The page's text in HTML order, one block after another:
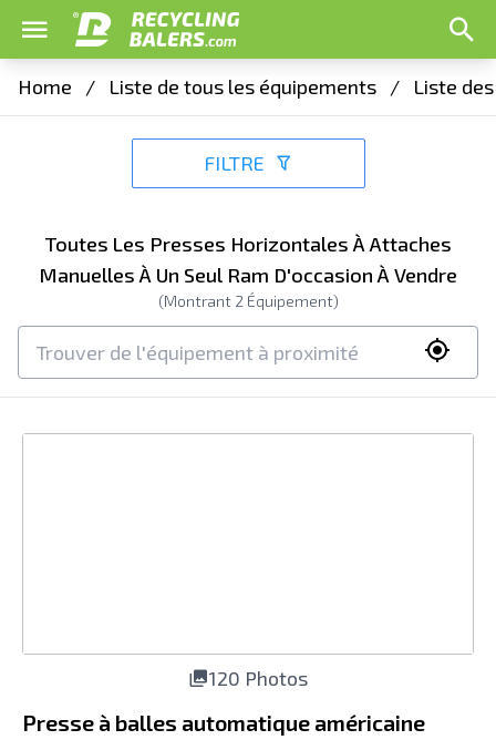
Home / Liste de tous les équipements / Liste
FILTRE
Toutes Les Presses Horizontales À Attaches
Manuelles À Un Seul Ram D'occasion À Vendre
(Montrant 2 Équipement)
120 Photos
Presse à balles automatique américaine